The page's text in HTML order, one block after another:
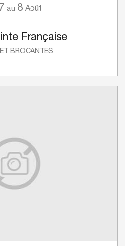
7 au 8 Août
Française
BROCANTES